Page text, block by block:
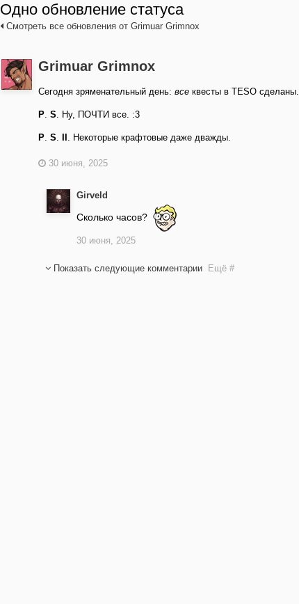
Одно обновление статуса
Смотреть все обновления от Grimuar Grimnox
Grimuar Grimnox
Сегодня зряменательный день: все квесты в TESO сделаны.
P. S. Ну, ПОЧТИ все. :3
P. S. . Некоторые крафтовые даже дважды.
30 июня, 2025
Girveld
Сколько часов?
30 июня, 2025
Показать следующие комментарии Ещё #